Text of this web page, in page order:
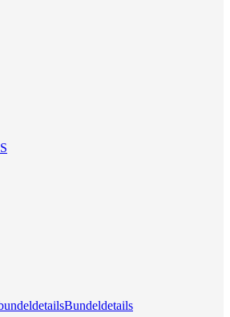
Bundeldetails